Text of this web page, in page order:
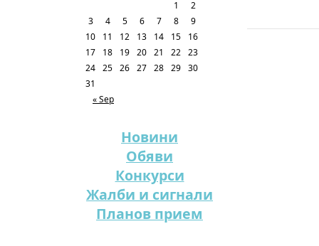
« Sep
1
2
3
4 5 6 7 8
9
10
11 12 13 14 15
16
17
18 19 20 21 22 23
24 25 26 27 28 29 30
31
Новини
Обяви
Конкурси
Жалби и сигнали
Планов прием